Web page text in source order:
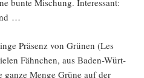
bun­te Mischung. Inter­es­sant:
…
Prä­senz von Grü­nen (Les
Fähn­chen, aus Baden-Würt­
gan­ze Men­ge Grü­ne auf der